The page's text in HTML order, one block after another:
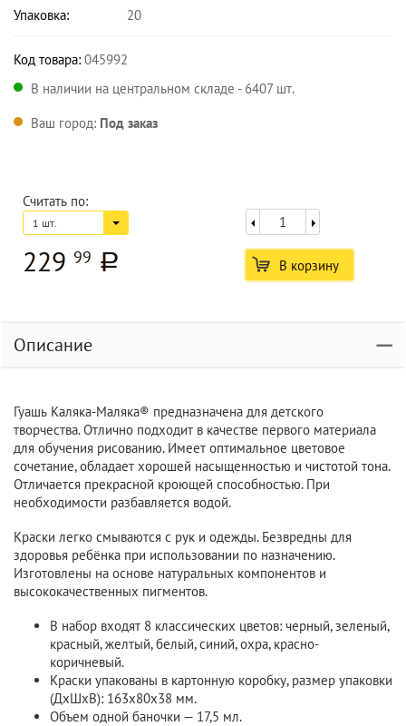
Упаковка:
20
Код товара: 045992
В наличии на центральном складе - 6407 шт.
Ваш город: Под заказ
Считать по:
1 шт.
229 99 a В корзину
Описание
Гуашь Каляка-Маляка® предназначена для детского
творчества. Отлично подходит в качестве первого материала
для обучения рисованию. Имеет оптимальное цветовое
сочетание, обладает хорошей насыщенностью и чистотой тона.
Отличается прекрасной кроющей способностью. При
необходимости разбавляется водой.
Краски легко смываются с рук и одежды. Безвредны для
здоровья ребёнка при использовании по назначению.
Изготовлены на основе натуральных компонентов и
высококачественных пигментов.
В набор входят 8 классических цветов: черный, зеленый,
красный, желтый, белый, синий, охра, красно-
коричневый.
Краски упакованы в картонную коробку, размер упаковки
(ДxШxВ): 163х80х38 мм.
Объем одной баночки — 17,5 мл.